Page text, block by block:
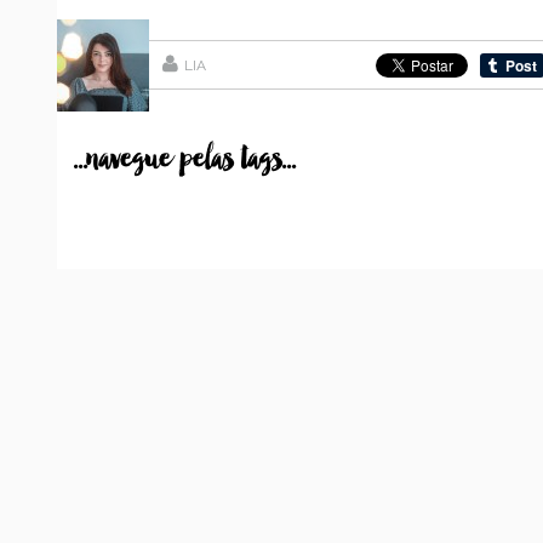
LIA
...navegue pelas tags...